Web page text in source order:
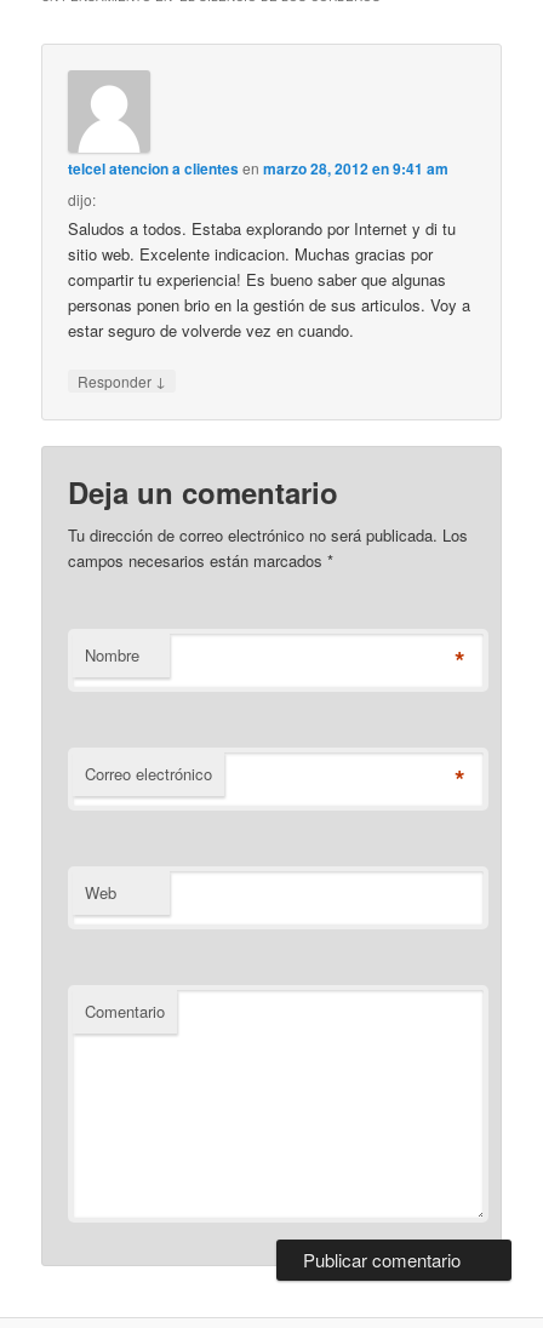
telcel atencion a clientesenmarzo 28, 2012 en 9:41 am
dijo:
Saludos a todos. Estaba explorando por Internet y di tu
sitio web. Excelente indicacion. Muchas gracias por
compartir tu experiencia! Es bueno saber que algunas
personas ponen brio en la gestión de sus articulos. Voy a
estar seguro de volverde vez en cuando.
Responder ↓
Deja un comentario
Tu dirección de correo electrónico no será publicada. Los
campos necesarios están marcados*
Nombre *
Correo electrónico *
Web
Comentario